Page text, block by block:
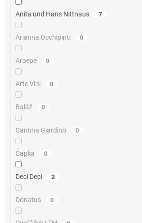
Anita und Hans Nittnaus 7
Arianna Occhipinti 0
Arpepe 0
Arte Vini 0
Baláž 0
Cantina Giardino 0
Čapka 0
Deci Deci 2
Donatus 0